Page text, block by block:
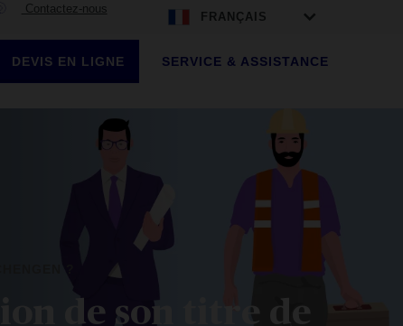
Contactez-nous
FRANÇAIS
DEVIS EN LIGNE SERVICE & ASSISTANCE
de son titre de